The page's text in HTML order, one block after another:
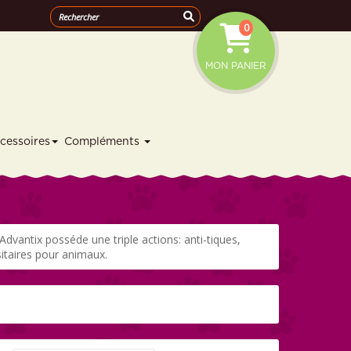
MON PANIER
0
Compléments
posséde une triple actions: anti-tiques,
pour animaux.